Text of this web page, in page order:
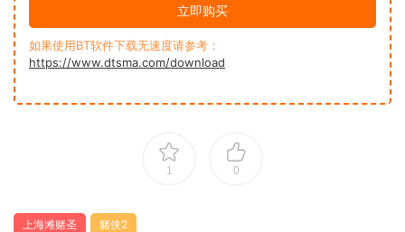
立即购买
如果使用BT软件下载无速度请参考：
https://www.dtsma.com/download
1 0
上海滩赌圣 赌侠2